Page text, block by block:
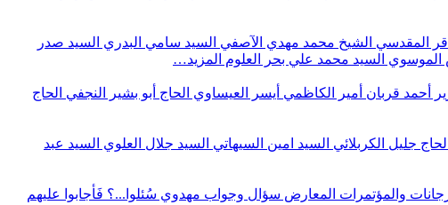
المقدسي الشيخ محمد مهدي الآصفي السيد سامي البدري السيد صدر
الموسوي السيد محمد علي بحر العلوم المزيد…
أحمد قربان أمير الكاظمي أيسر العيساوي الحاج أبو بشير النجفي الحاج
الحاج جليل الكربلائي السيد امين السيهاتي السيد جلال العلوي السيد عبد
والمؤتمرات المعارض سؤال وجواب مهدوي سُئلوا...؟ فَأجابوا عليهم